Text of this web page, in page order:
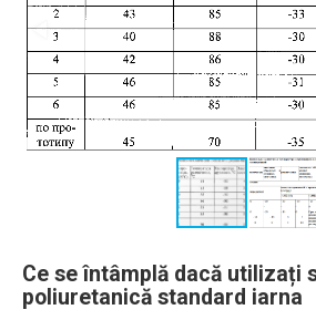
Ce se întâmplă dacă utilizați
poliuretanică standard iarna